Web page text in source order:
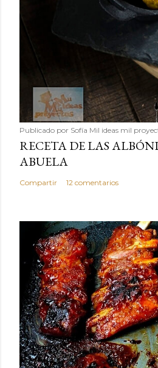
Publicado por Sofía Mil ideas mil
RECETA DE LAS
ABUELA
Compartir 12 comentarios